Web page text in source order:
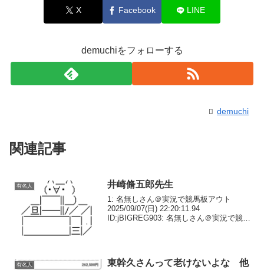
X Facebook LINE
demuchiをフォローする
demuchi
関連記事
有名人 井崎脩五郎先生
1: 名無しさん＠実況で競馬板アウト
2025/09/07(日) 22:20:11.94
ID:jBIGREG903: 名無しさん＠実況で競馬
有名人 東幹久さんって老けないよな 他